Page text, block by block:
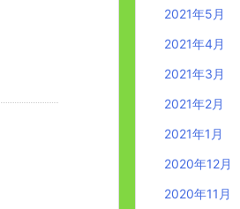
2021年5月
2021年4月
2021年3月
2021年2月
2021年1月
2020年12月
2020年11月